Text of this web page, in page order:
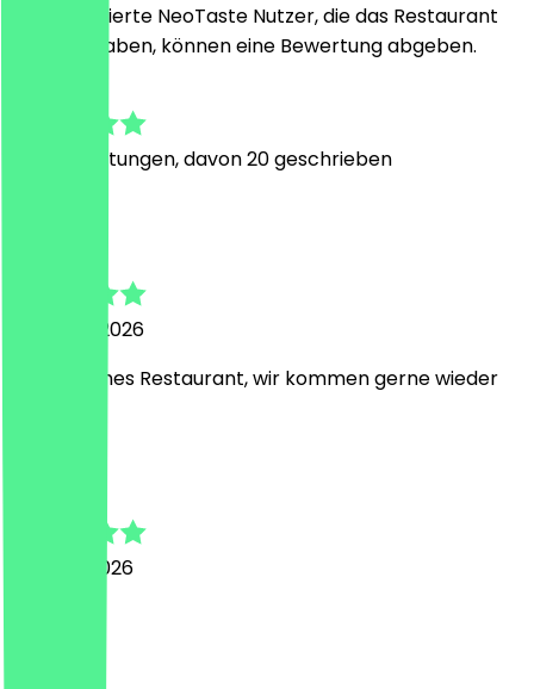
Nur registrierte NeoTaste Nutzer, die das Restaurant
besucht haben, können eine Bewertung abgeben.
Bewertungen, davon 20 geschrieben
5. August 2026
sehr schönes Restaurant, wir kommen gerne wieder
30. April 2026